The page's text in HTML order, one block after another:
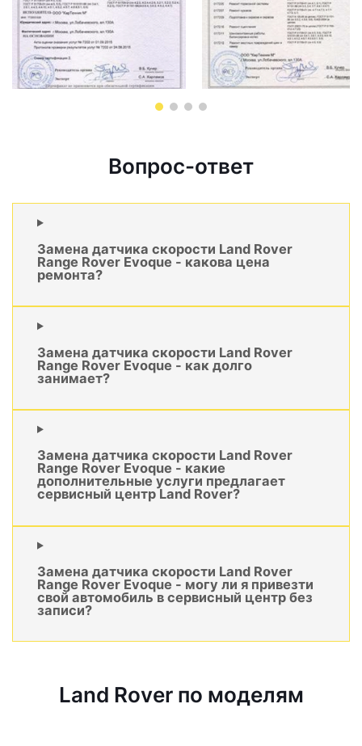
Вопрос-ответ
Замена датчика скорости Land Rover
Range Rover Evoque - какова цена
ремонта?
Замена датчика скорости Land Rover
Range Rover Evoque - как долго
занимает?
Замена датчика скорости Land Rover
Range Rover Evoque - какие
дополнительные услуги предлагает
сервисный центр Land Rover?
Замена датчика скорости Land Rover
Range Rover Evoque - могу ли я привезти
свой автомобиль в сервисный центр без
записи?
Land Rover по моделям